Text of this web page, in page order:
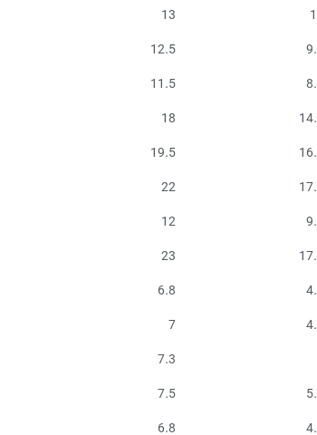
13
12.5
11.5
18
19.5
22
12
23
6.8
7
7.3
7.5
6.8